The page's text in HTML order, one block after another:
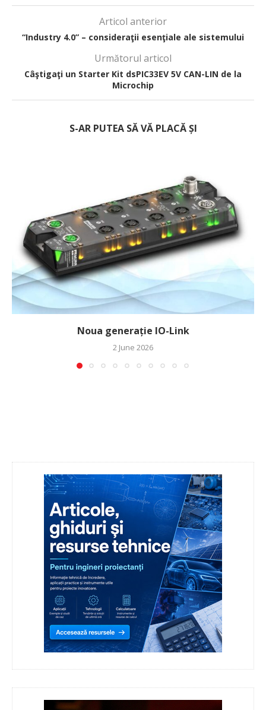
Articol anterior
“Industry 4.0” – consideraţii esenţiale ale sistemului
Următorul articol
Câştigaţi un Starter Kit dsPIC33EV 5V CAN-LIN de la
Microchip
S-AR PUTEA SĂ VĂ PLACĂ ȘI
Noua generație IO-Link
2 June 2026